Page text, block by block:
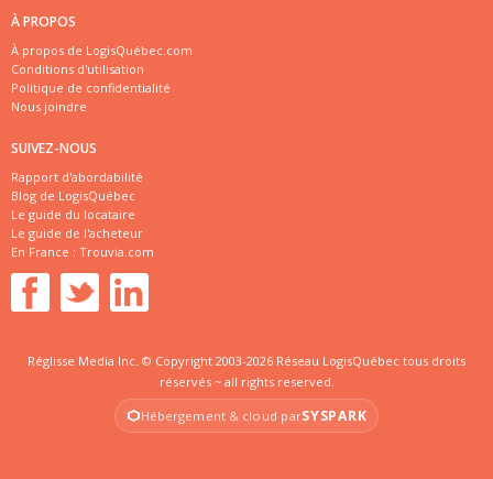
À PROPOS
À propos de LogisQuébec.com
Conditions d'utilisation
Politique de confidentialité
Nous joindre
SUIVEZ-NOUS
Rapport d'abordabilité
Blog de LogisQuébec
Le guide du locataire
Le guide de l'acheteur
En France : Trouvia.com
Réglisse Media Inc. © Copyright 2003-2026 Réseau LogisQuébec tous droits
réservés ~ all rights reserved.
Hébergement & cloud parSYSPARK